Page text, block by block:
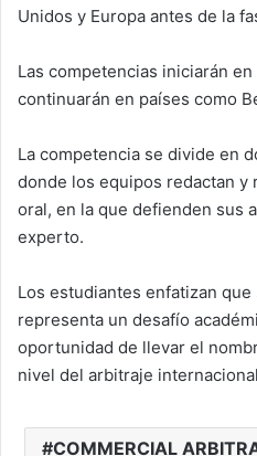
Unidos y Europa antes de la
Las competencias iniciarán
continuarán en países como
La competencia se divide en
donde los equipos redactan y
oral, en la que defienden sus
experto.
Los estudiantes enfatizan
representa un desafío
oportunidad de llevar el
nivel del arbitraje
COMMERCIAL